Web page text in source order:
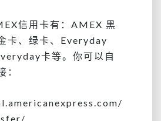
信用卡有：AMEX 黑
卡、绿卡、Everyday
卡等。你可以自
：